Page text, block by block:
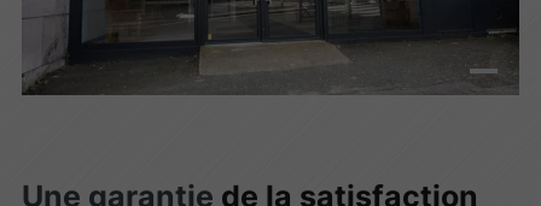
Une garantie de la satisfaction